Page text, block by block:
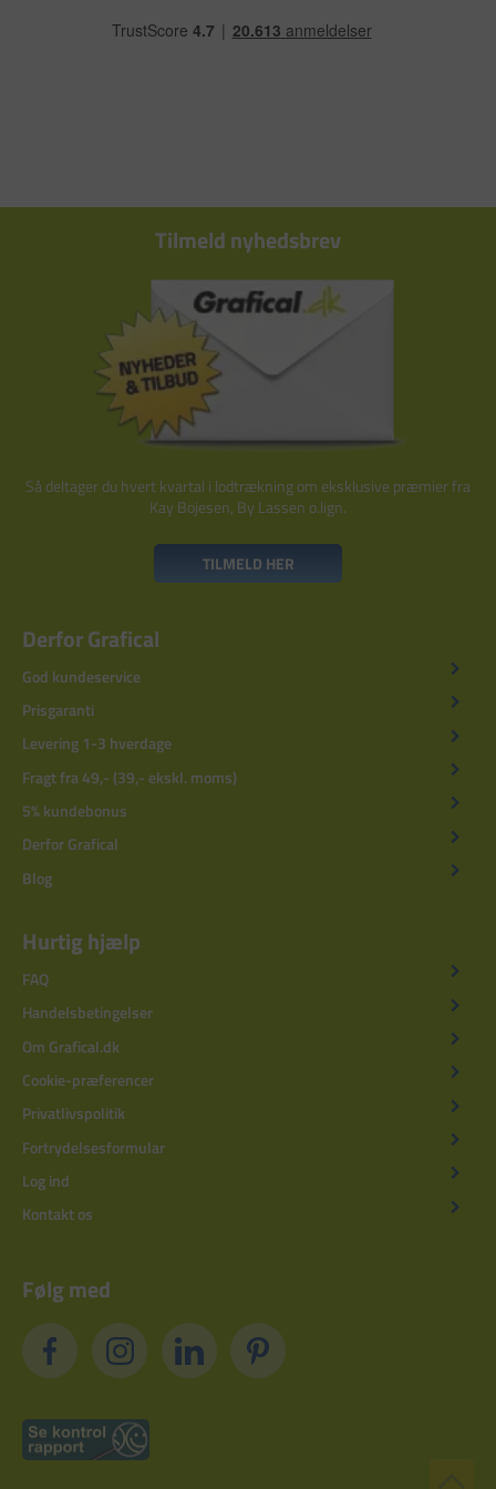
Tilmeld nyhedsbrev
Så deltager du hvert kvartal i lodtrækning om eksklusive præmier fra
Kay Bojesen, By Lassen o.lign.
TILMELD HER
Derfor Grafical
God kundeservice
Prisgaranti
Levering 1-3 hverdage
Fragt fra 49,- (39,- ekskl. moms)
5% kundebonus
Derfor Grafical
Blog
Hurtig hjælp
FAQ
Handelsbetingelser
Om Grafical.dk
Cookie-præferencer
Privatlivspolitik
Fortrydelsesformular
Log ind
Kontakt os
Følg med